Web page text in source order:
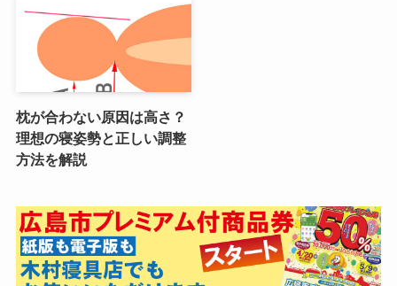
枕が合わない原因は高さ？
理想の寝姿勢と正しい調整
方法を解説